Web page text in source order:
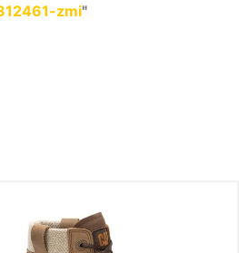
zmi"